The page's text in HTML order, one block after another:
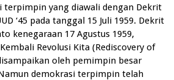
yang diawali dengan Dekrit
‘45 pada tanggal 15 Juli 1959. Dekrit
kenegaraan 17 Agustus 1959,
Revolusi Kita (Rediscovery of
oleh pemimpin besar
demokrasi terpimpin telah